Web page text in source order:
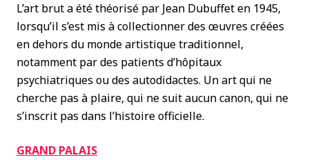
L’art brut a été théorisé par Jean Dubuffet en 1945,
lorsqu’il s’est mis à collectionner des œuvres créées
en dehors du monde artistique traditionnel,
notamment par des patients d’hôpitaux
psychiatriques ou des autodidactes. Un art qui ne
cherche pas à plaire, qui ne suit aucun canon, qui ne
s’inscrit pas dans l’histoire officielle.
GRAND PALAIS